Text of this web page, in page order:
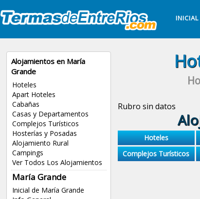
INICIAL
Alojamientos en María
Grande
Hoteles
Apart Hoteles
Cabañas
Casas y Departamentos
Complejos Turísticos
Hosterías y Posadas
Alojamiento Rural
Campings
Ver Todos Los Alojamientos
María Grande
Inicial de María Grande
Rubro sin datos
Hoteles
Complejos Turísticos